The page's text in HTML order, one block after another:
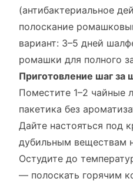
(антибактериальное
полоскание
вариант: 3–5 дней
ромашки для полного
Приготовление шаг за
Поместите 1–2 чайные
пакетика без
Дайте настояться под
дубильным веществам
Остудите до
— полоскать горячим